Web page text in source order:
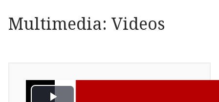
Multimedia: Videos